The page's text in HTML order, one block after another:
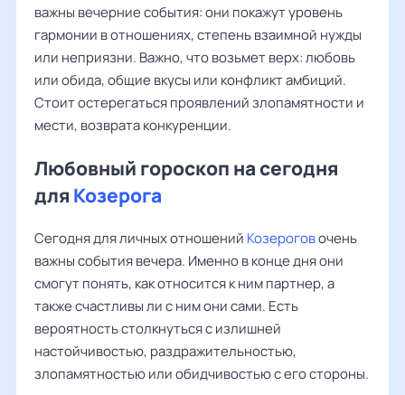
важны вечерние события: они покажут уровень
гармонии в отношениях, степень взаимной нужды
или неприязни. Важно, что возьмет верх: любовь
или обида, общие вкусы или конфликт амбиций.
Стоит остерегаться проявлений злопамятности и
мести, возврата конкуренции.
Любовный гороскоп на сегодня
для Козерога
Сегодня для личных отношений Козероговочень
важны события вечера. Именно в конце дня они
смогут понять, как относится к ним партнер, а
также счастливы ли с ним они сами. Есть
вероятность столкнуться с излишней
настойчивостью, раздражительностью,
злопамятностью или обидчивостью с его стороны.